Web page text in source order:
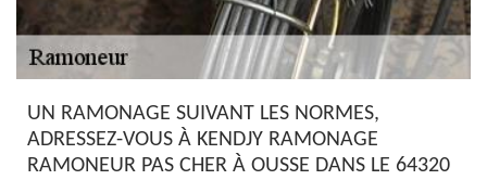
UN RAMONAGE SUIVANT LES NORMES,
ADRESSEZ-VOUS À KENDJY RAMONAGE
RAMONEUR PAS CHER À OUSSE DANS LE 64320